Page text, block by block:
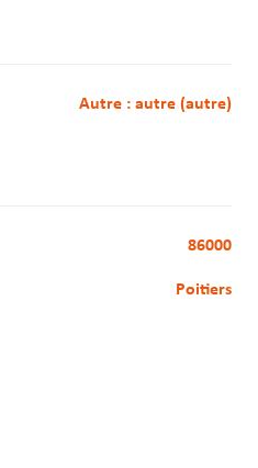
autre : autre (autre)
86000
Poitiers